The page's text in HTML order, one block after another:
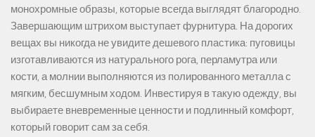
монохромные образы, которые всегда выглядят благородно.
Завершающим штрихом выступает фурнитура. На дорогих
вещах вы никогда не увидите дешевого пластика: пуговицы
изготавливаются из натурального рога, перламутра или
кости, а молнии выполняются из полированного металла с
мягким, бесшумным ходом. Инвестируя в такую одежду, вы
выбираете вневременные ценности и подлинный комфорт,
который говорит сам за себя.